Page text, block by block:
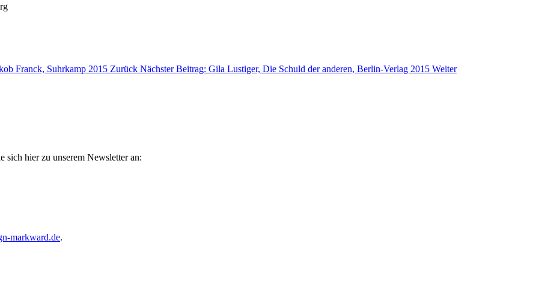
Franck, Suhrkamp 2015 Zurück Nächster Beitrag: Gila Lustiger, Die Schuld der anderen, Berlin-Verlag 2015 Weiter
sich hier zu unserem Newsletter an:
markward.de.